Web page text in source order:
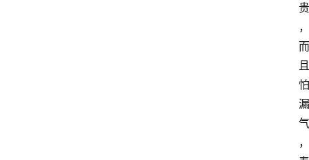
贵
，
而
且
怕
漏
气
，